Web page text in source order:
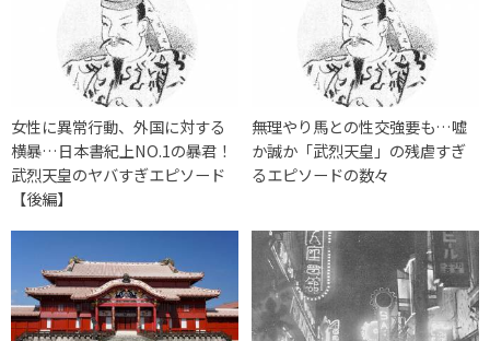
女性に異常行動、外国に対する
横暴…日本書紀上NO.1の暴君！
武烈天皇のヤバすぎエピソード
【後編】
無理やり馬との性交強要も…嘘
か誠か「武烈天皇」の残虐すぎ
るエピソードの数々